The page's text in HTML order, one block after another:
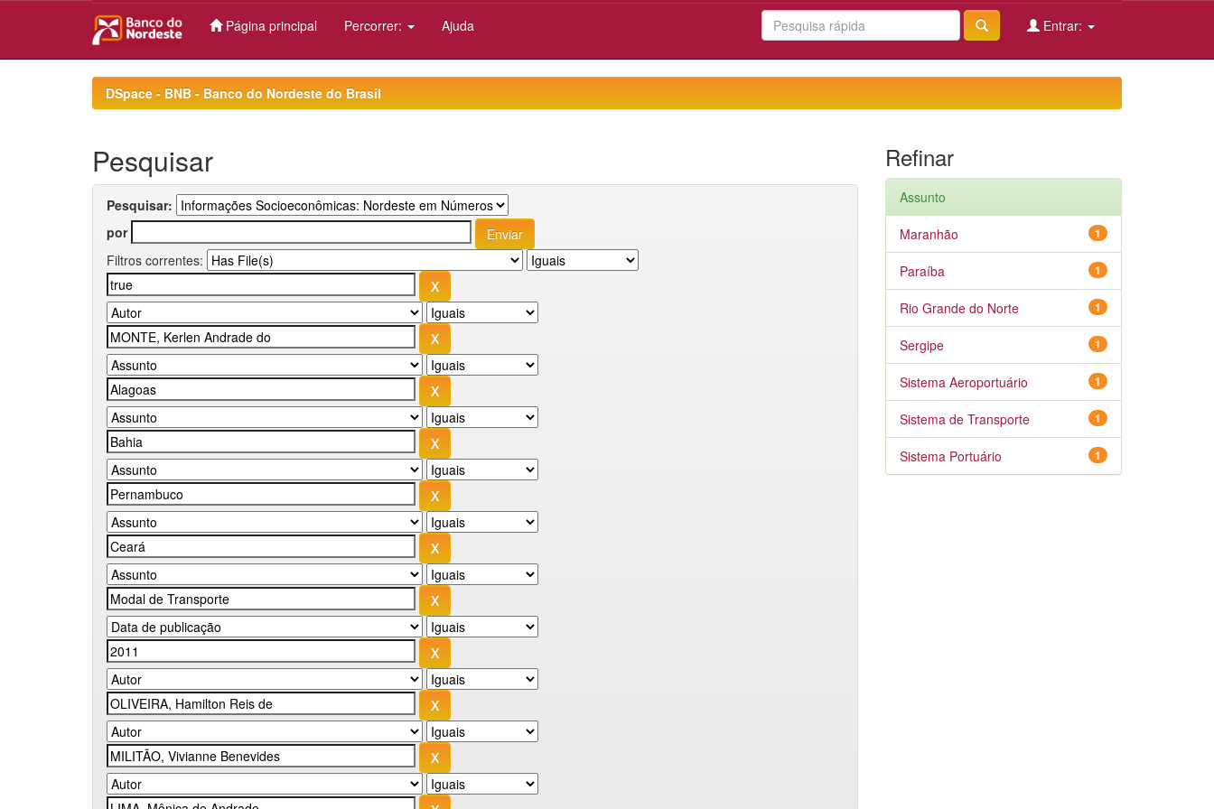
Página principal Percorrer: Ajuda Entrar:
DSpace - BNB - Banco do Nordeste do Brasil
Pesquisar
Pesquisar:
por
Filtros correntes:
Refinar
Assunto
1
Maranhão
1
Paraíba
1
Rio Grande do Norte
1
Sergipe
1
Sistema Aeroportuário
1
Sistema de Transporte
1
Sistema Portuário